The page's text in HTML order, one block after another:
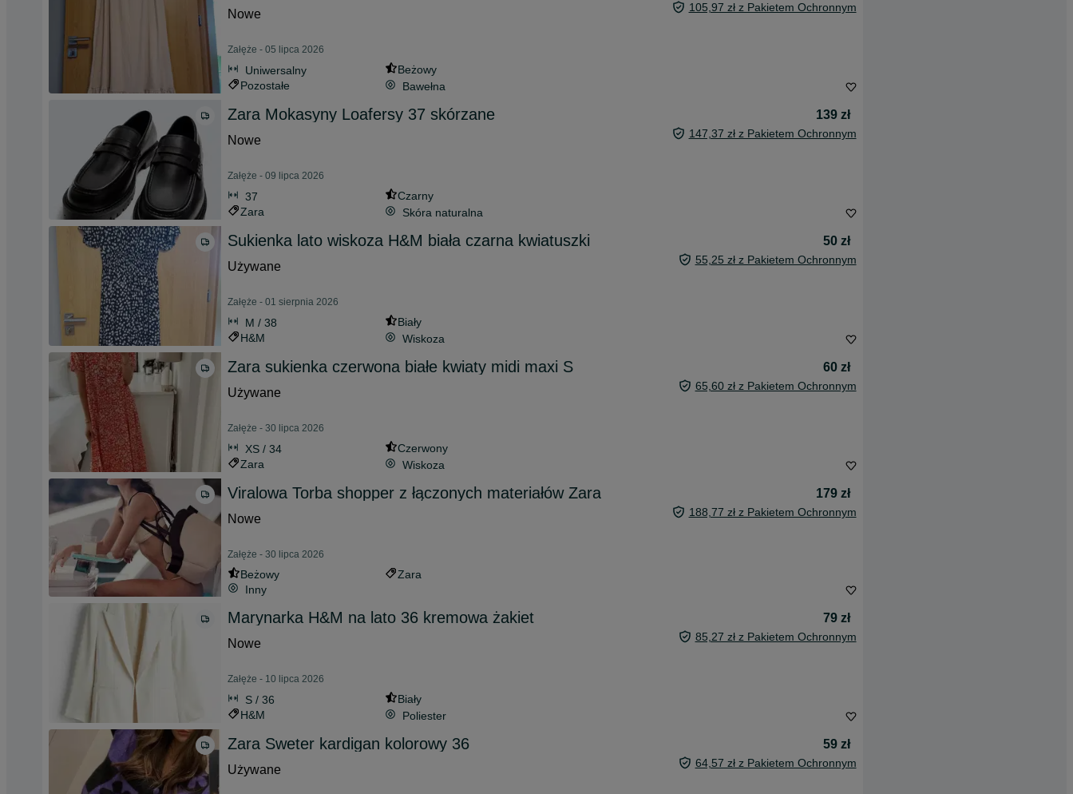
Nowe
105,97 zł z Pakietem Ochronnym
Załęże - 05 lipca 2026
Uniwersalny
Beżowy
Pozostałe
Bawełna
Zara Mokasyny Loafersy 37 skórzane
139 zł
Nowe
147,37 zł z Pakietem Ochronnym
Załęże - 09 lipca 2026
37
Czarny
Zara
Skóra naturalna
Sukienka lato wiskoza H&M biała czarna kwiatuszki
50 zł
Używane
55,25 zł z Pakietem Ochronnym
Załęże - 01 sierpnia 2026
M / 38
Biały
H&M
Wiskoza
Zara sukienka czerwona białe kwiaty midi maxi S
60 zł
Używane
65,60 zł z Pakietem Ochronnym
Załęże - 30 lipca 2026
XS / 34
Czerwony
Zara
Wiskoza
Viralowa Torba shopper z łączonych materiałów Zara
179 zł
Nowe
188,77 zł z Pakietem Ochronnym
Załęże - 30 lipca 2026
Beżowy
Zara
Inny
Marynarka H&M na lato 36 kremowa żakiet
79 zł
Nowe
85,27 zł z Pakietem Ochronnym
Załęże - 10 lipca 2026
S / 36
Biały
H&M
Poliester
Zara Sweter kardigan kolorowy 36
59 zł
Używane
64,57 zł z Pakietem Ochronnym